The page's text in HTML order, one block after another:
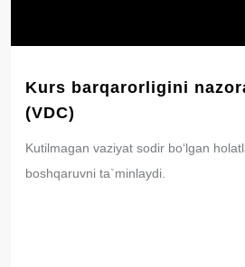
Kurs barqarorligini
(VDC)
Kutilmagan vaziyat sodir bo‘lgan
boshqaruvni ta`minlaydi.